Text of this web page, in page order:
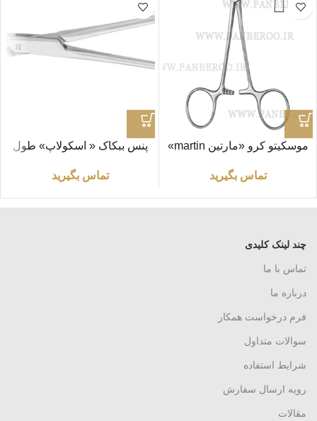
موسکیتو کرو «مارتین martin»
تماس بگیرید
پنس ببکاک « اسکولاپ» طول
تماس بگیرید
چند لینک کلیدی
تماس با ما
درباره ما
فرم درخواست همکار
سوالات متداول
شرایط استفاده
رویه ارسال سفارش
مقالات